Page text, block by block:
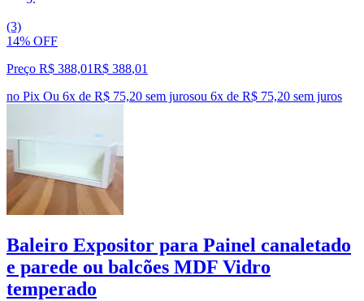
(3)
14% OFF
Preço R$ 388,01R$ 388,01
no Pix Ou 6x de R$ 75,20 sem jurosou 6x de R$ 75,20 sem juros
Baleiro Expositor para Painel canaletado
e parede ou balcões MDF Vidro
temperado